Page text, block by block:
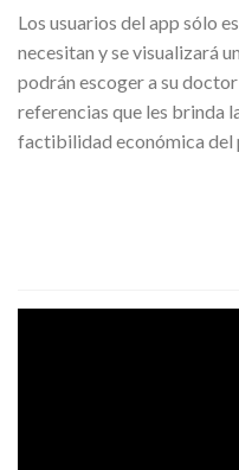
Los usuarios del app sólo
necesitan y se visualizará
podrán escoger a su
referencias que les brinda
factibilidad económica del